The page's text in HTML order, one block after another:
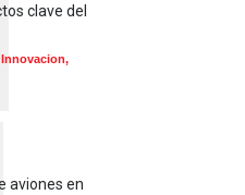
clave del
,
aviones en